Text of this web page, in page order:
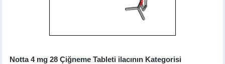
Notta 4 mg 28 Çiğneme Tableti ilacının Kategorisi